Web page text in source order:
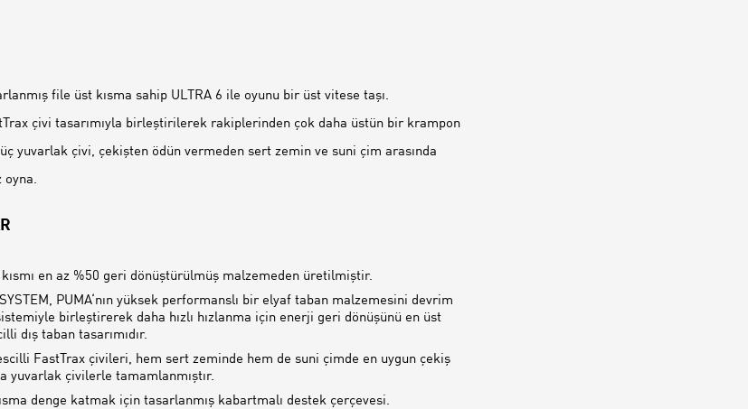
file üst kısma sahip ULTRA 6 ile oyunu bir üst vitese taşı.
çivi tasarımıyla birleştirilerek rakiplerinden çok daha üstün bir krampon
yuvarlak çivi, çekişten ödün vermeden sert zemin ve suni çim arasında
oyna.
kısmı en az %50 geri dönüştürülmüş malzemeden üretilmiştir.
PUMA‘nın yüksek performanslı bir elyaf taban malzemesini devrim
birleştirerek daha hızlı hızlanma için enerji geri dönüşünü en üst
dış taban tasarımıdır.
FastTrax çivileri, hem sert zeminde hem de suni çimde en uygun çekiş
yuvarlak çivilerle tamamlanmıştır.
denge katmak için tasarlanmış kabartmalı destek çerçevesi.